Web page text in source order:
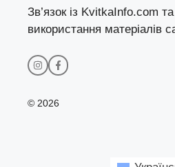
Зв’язок із KvitkaInfo.com
використання матеріалів
© 2026